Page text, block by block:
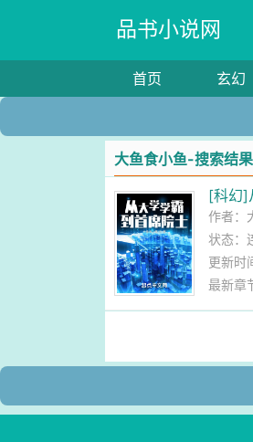
品书小说网
首页 玄幻
大鱼食小鱼-搜索结
[科幻]
作者：
状态：
更新时
最新章